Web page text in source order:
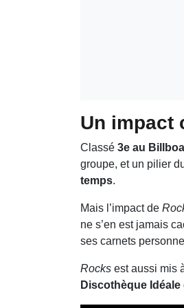
Un impact
Classé 3e au
groupe, et un pilier
temps.
Mais l’impact de
ne s’en est jamais
ses carnets
Rocks est aussi mis
Discothèque